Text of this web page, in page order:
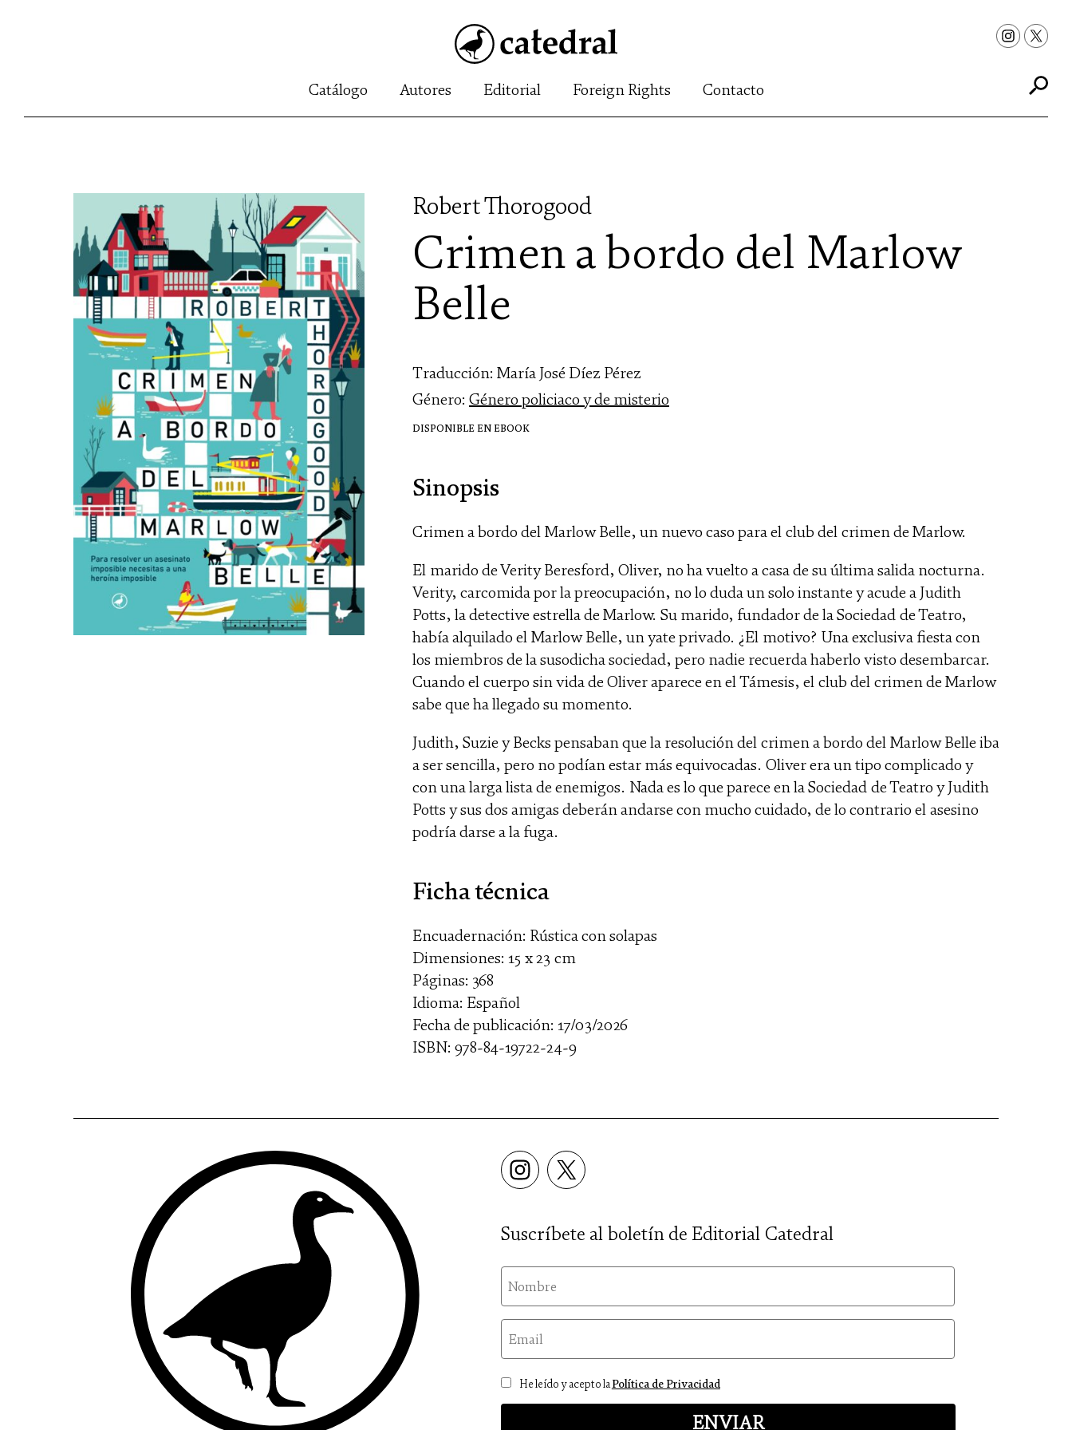
Catálogo Autores Editorial Foreign Rights Contacto
Robert Thorogood
Crimen a bordo del Marlow
Belle
Traducción: María José Díez Pérez
Género: Género policiaco y de misterio
DISPONIBLE EN EBOOK
Sinopsis
Crimen a bordo del Marlow Belle, un nuevo caso para el club del crimen de Marlow.
El marido de Verity Beresford, Oliver, no ha vuelto a casa de su última salida nocturna.
Verity, carcomida por la preocupación, no lo duda un solo instante y acude a Judith
Potts, la detective estrella de Marlow. Su marido, fundador de la Sociedad de Teatro,
había alquilado el Marlow Belle, un yate privado. ¿El motivo? Una exclusiva fiesta con
los miembros de la susodicha sociedad, pero nadie recuerda haberlo visto desembarcar.
Cuando el cuerpo sin vida de Oliver aparece en el Támesis, el club del crimen de Marlow
sabe que ha llegado su momento.
Judith, Suzie y Becks pensaban que la resolución del crimen a bordo del Marlow Belle iba
a ser sencilla, pero no podían estar más equivocadas. Oliver era un tipo complicado y
con una larga lista de enemigos. Nada es lo que parece en la Sociedad de Teatro y Judith
Potts y sus dos amigas deberán andarse con mucho cuidado, de lo contrario el asesino
podría darse a la fuga.
Ficha técnica
Encuadernación: Rústica con solapas
Dimensiones: 15 x 23 cm
Páginas: 368
Idioma: Español
Fecha de publicación: 17/03/2026
ISBN: 978-84-19722-24-9
Suscríbete al boletín de Editorial Catedral
Consentimiento
He leído y acepto laPolítica de Privacidad